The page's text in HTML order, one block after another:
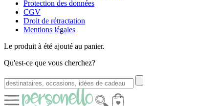
Protection des données
CGV
Droit de rétractation
Mentions légales
Le produit à été ajouté au panier.
Qu'est-ce que vous cherchez?